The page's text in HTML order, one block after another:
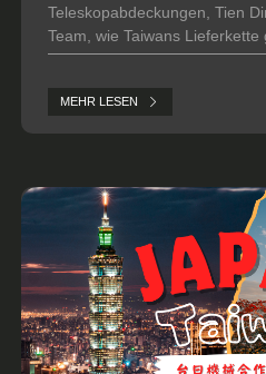
Teleskopabdeckungen, Tien
Team, wie Taiwans
Maschinen entwickelt.
MEHR LESEN